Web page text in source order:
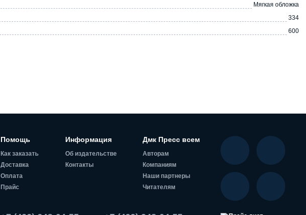
Мягкая обложка
334
600
Помощь
Как заказать
Доставка
Оплата
Прайс
Информация
Об издательстве
Контакты
Дмк Пресс всем
Авторам
Компаниям
Наши партнеры
Читателям